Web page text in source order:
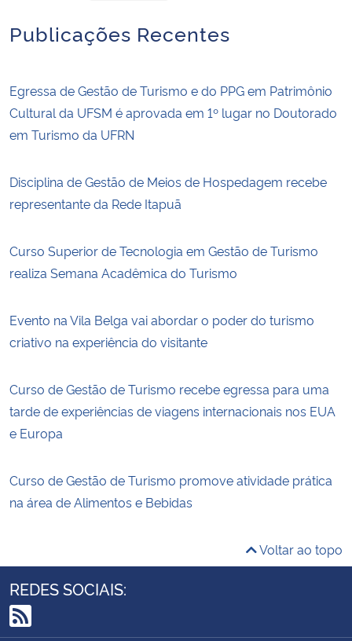
Publicações Recentes
Egressa de Gestão de Turismo e do PPG em Patrimônio
Cultural da UFSM é aprovada em 1º lugar no Doutorado
em Turismo da UFRN
Disciplina de Gestão de Meios de Hospedagem recebe
representante da Rede Itapuã
Curso Superior de Tecnologia em Gestão de Turismo
realiza Semana Acadêmica do Turismo
Evento na Vila Belga vai abordar o poder do turismo
criativo na experiência do visitante
Curso de Gestão de Turismo recebe egressa para uma
tarde de experiências de viagens internacionais nos EUA
e Europa
Curso de Gestão de Turismo promove atividade prática
na área de Alimentos e Bebidas
Voltar ao topo
REDES SOCIAIS: